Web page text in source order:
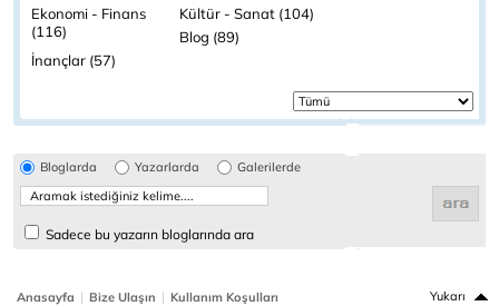
Ekonomi - Finans
(116)
Kültür - Sanat (104)
Blog (89)
İnançlar (57)
Bloglarda Yazarlarda Galerilerde
Sadece bu yazarın bloglarında ara
Anasayfa | Bize Ulaşın | Kullanım Koşulları Yukarı